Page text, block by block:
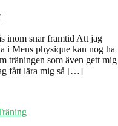
|
inom snar framtid Att jag
i Mens physique kan nog ha
träningen som även gett mig
fått lära mig så […]